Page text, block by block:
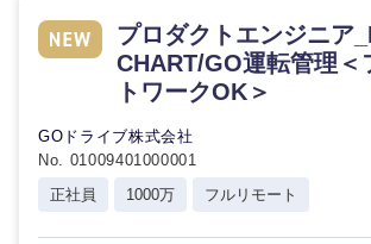
プロダクトエンジニア
CHART/GO運転管理＜
トワークOK＞
GOドライブ株式会社
No. 01009401000001
正社員
1000万 フルリモート